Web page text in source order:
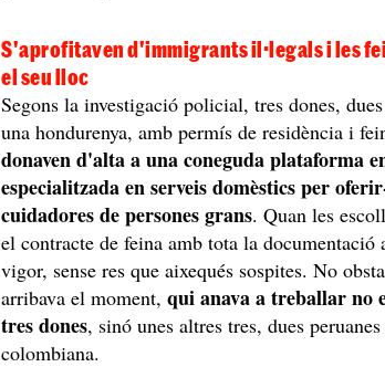
S'aprofitaven d'immigrants il·legals i les
el seu lloc
Segons la investigació policial, tres dones,
una hondurenya, amb permís de residència i
donaven d'alta a una coneguda plataforma
especialitzada en serveis domèstics per
cuidadores de persones grans. Quan les
el contracte de feina amb tota la documentació
vigor, sense res que aixequés sospites. No
arribava el moment,qui anava a treballar no
tres dones, sinó unes altres tres, dues
colombiana.